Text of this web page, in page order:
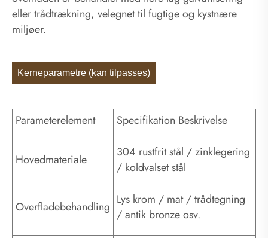
eller trådtrækning, velegnet til fugtige og kystnære
miljøer.
Kerneparametre (kan tilpasses)
Parameterelement Specifikation Beskrivelse
Hovedmateriale
304 rustfrit stål / zinklegering
/ koldvalset stål
Overfladebehandling Lys krom / mat / trådtegning
/ antik bronze osv.